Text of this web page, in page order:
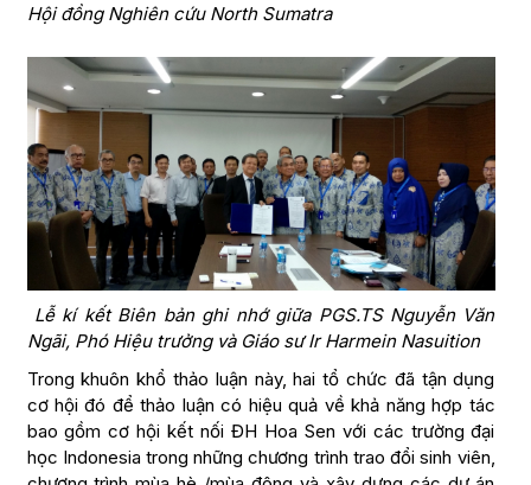
Hội đồng Nghiên cứu North Sumatra
Lễ kí kết Biên bản ghi nhớ giữa PGS.TS Nguyễn Văn
Ngãi, Phó Hiệu trưởng và Giáo sư Ir Harmein Nasuition
Trong khuôn khổ thảo luận này, hai tổ chức đã tận dụng
cơ hội đó để thảo luận có hiệu quả về khả năng hợp tác
bao gồm cơ hội kết nối ĐH Hoa Sen với các trường đại
học Indonesia trong những chương trình trao đổi sinh viên,